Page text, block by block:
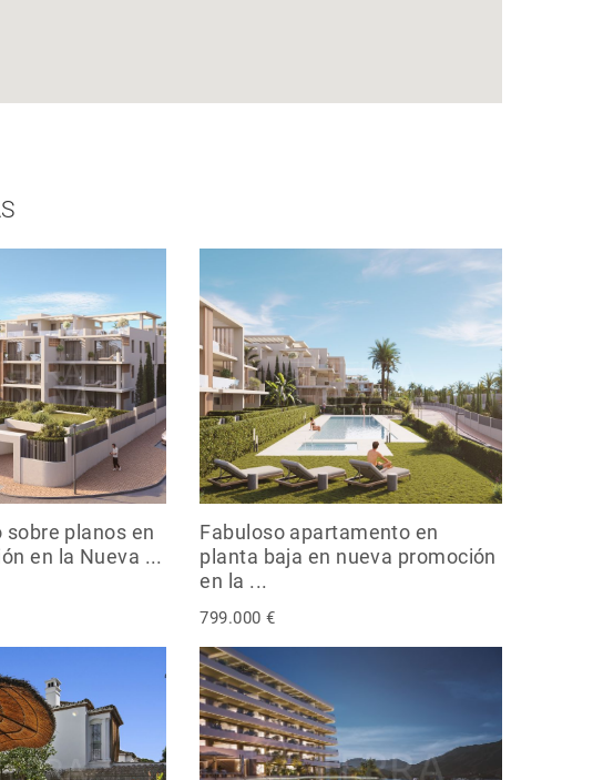
sobre planos en
en la Nueva ...
Fabuloso apartamento en
planta baja en nueva promoción
en la ...
799.000 €